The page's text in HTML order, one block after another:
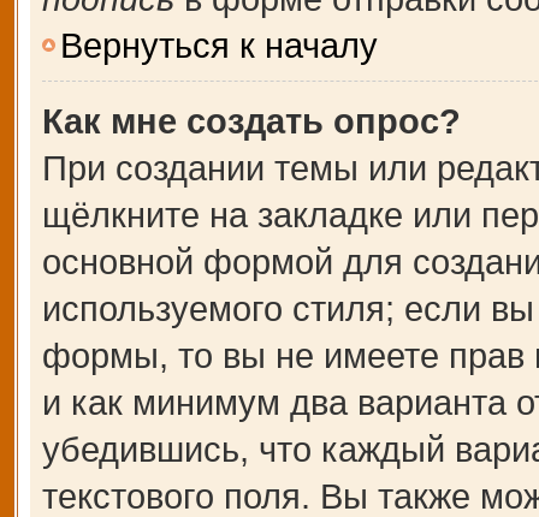
Вернуться к началу
Как мне создать опрос?
При создании темы или
щёлкните на закладке или
основной формой для
используемого стиля; если
формы, то вы не имеете прав
и как минимум два варианта
убедившись, что каждый
текстового поля. Вы также